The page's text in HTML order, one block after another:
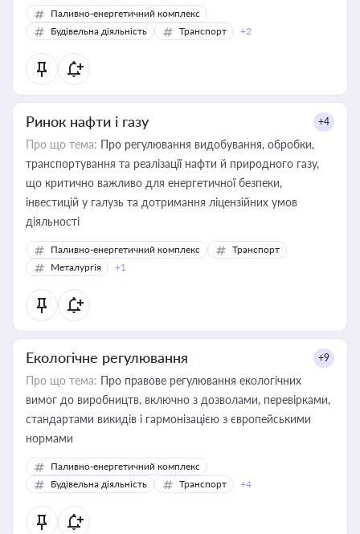
Паливно-енергетичний комплекс
Будівельна діяльність
Транспорт +2
Ринок нафти і газу +4
Про що тема: Про регулювання видобування, обробки,
транспортування та реалізації нафти й природного газу,
що критично важливо для енергетичної безпеки,
інвестицій у галузь та дотримання ліцензійних умов
діяльності
Паливно-енергетичний комплекс
Транспорт
Металургія
+1
Екологічне регулювання +9
Про що тема: Про правове регулювання екологічних
вимог до виробництв, включно з дозволами, перевірками,
стандартами викидів і гармонізацією з європейськими
нормами
Паливно-енергетичний комплекс
Будівельна діяльність
Транспорт +4